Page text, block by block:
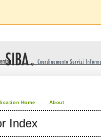
Home About
Index